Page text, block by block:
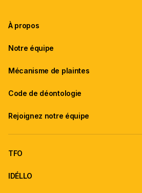
À propos
Notre équipe
Mécanisme de plaintes
Code de déontologie
Rejoignez notre équipe
TFO
IDÉLLO